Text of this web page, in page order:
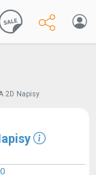
2D Napisy